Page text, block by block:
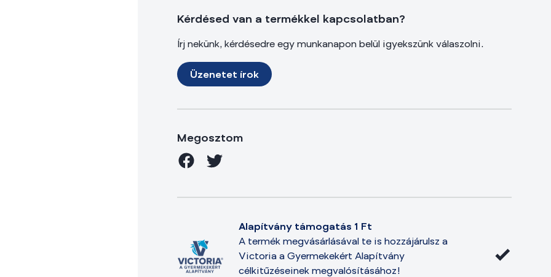
Kérdésed van a termékkel kapcsolatban?
Írj nekünk, kérdésedre egy munkanapon belül igyekszünk válaszolni.
Üzenetet írok
Megosztom
Alapítvány támogatás 1 Ft
A termék megvásárlásával te is hozzájárulsz a
Victoria a Gyermekekért Alapítvány
célkitűzéseinek megvalósításához!